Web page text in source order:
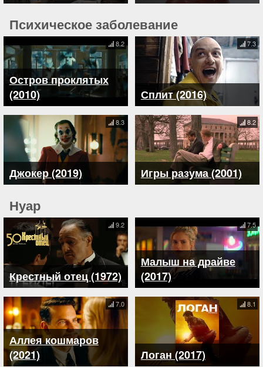
Психическое заболевание
Остров проклятых
(2010)
8.2
Сплит (2016)
7.3
Джокер (2019)
8.3
Игры разума (2001)
8.2
Нуар
Крестный отец (1972)
9.2
Малыш на драйве
(2017)
7.5
Аллея кошмаров
(2021)
7.0
Логан (2017)
8.1